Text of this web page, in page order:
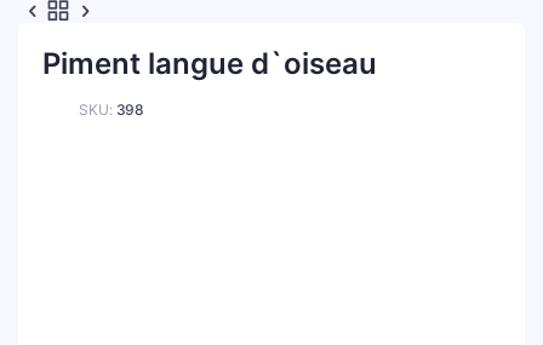
Piment langue d`oiseau
SKU: 398